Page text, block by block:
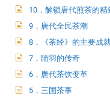
10，解锁唐代煎茶的精
9，唐代全民茶潮
8，《茶经》的主要成
7，陆羽的传奇
6，唐代茶饮变革
5，三国茶事